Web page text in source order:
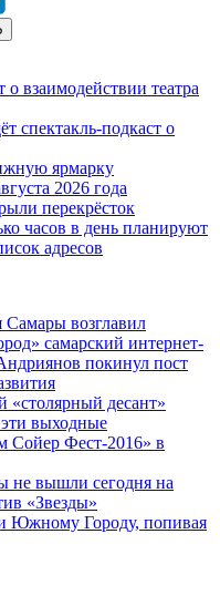
взаимодействии театра
спектакль-подкаст о
ярмарку
2026 года
перекрёсток
часов в день планируют
адресов
Самары возглавил
самарский интернет-
покинул пост
«столярный десант»
выходные
Сойер Фест-2016» в
не вышли сегодня на
«Звезды»
Южному Городу, попивая